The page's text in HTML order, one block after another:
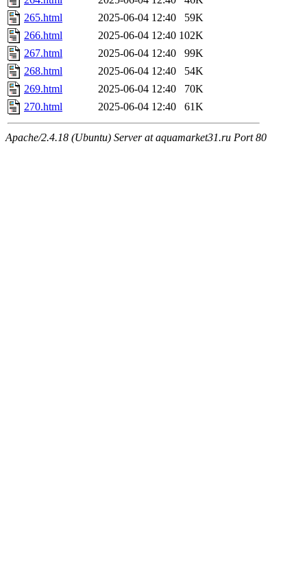
265.html
2025-06-04 12:40
59K
266.html
2025-06-04 12:40 102K
267.html
2025-06-04 12:40
99K
268.html
2025-06-04 12:40
54K
269.html
2025-06-04 12:40
70K
270.html
2025-06-04 12:40 61K
Apache/2.4.18 (Ubuntu) Server at aquamarket31.ru Port 80